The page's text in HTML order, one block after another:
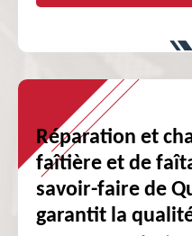
Réparation et
faîtière et de
savoir-faire de
garantit la